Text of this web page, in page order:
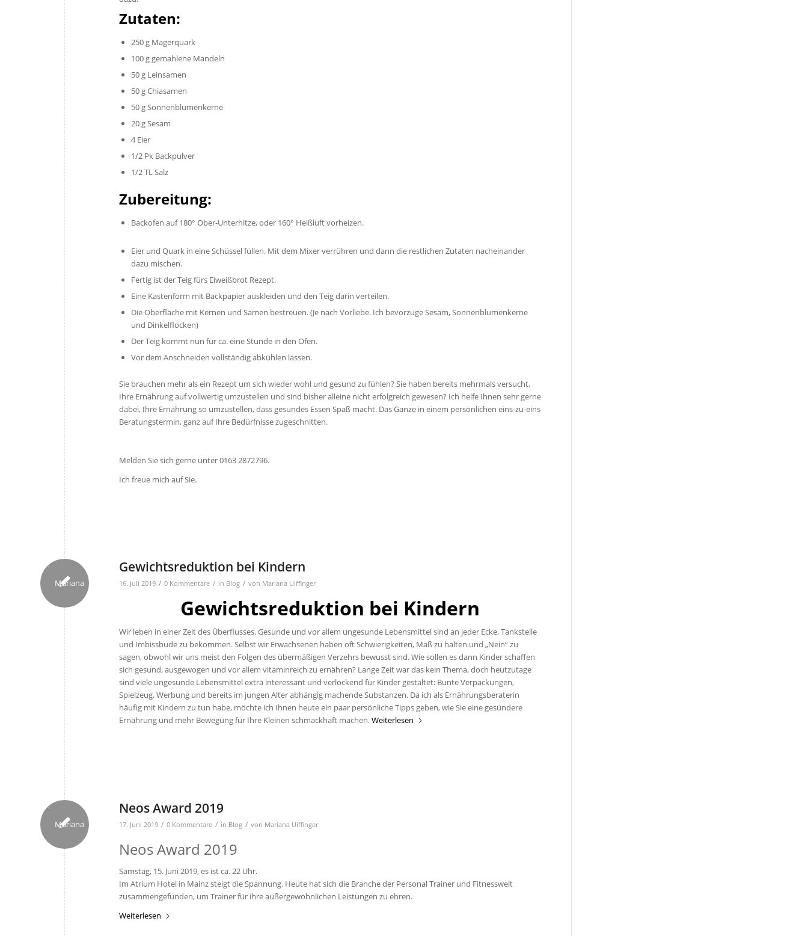
Zutaten:
250 g Magerquark
100 g gemahlene Mandeln
50 g Leinsamen
50 g Chiasamen
50 g Sonnenblumenkerne
20 g Sesam
4 Eier
1/2 Pk Backpulver
1/2 TL Salz
Zubereitung:
Backofen auf 180° Ober-Unterhitze, oder 160° Heißluft vorheizen.
Eier und Quark in eine Schüssel füllen. Mit dem Mixer verrühren und dann die restlichen Zutaten nacheinander
dazu mischen.
Fertig ist der Teig fürs Eiweißbrot Rezept.
Eine Kastenform mit Backpapier auskleiden und den Teig darin verteilen.
Die Oberfläche mit Kernen und Samen bestreuen. (Je nach Vorliebe. Ich bevorzuge Sesam, Sonnenblumenkerne
und Dinkelflocken)
Der Teig kommt nun für ca. eine Stunde in den Ofen.
Vor dem Anschneiden vollständig abkühlen lassen.
Sie brauchen mehr als ein Rezept um sich wieder wohl und gesund zu fühlen? Sie haben bereits mehrmals versucht,
Ihre Ernährung auf vollwertig umzustellen und sind bisher alleine nicht erfolgreich gewesen? Ich helfe Ihnen sehr gerne
dabei, Ihre Ernährung so umzustellen, dass gesundes Essen Spaß macht. Das Ganze in einem persönlichen eins-zu-eins
Beratungstermin, ganz auf Ihre Bedürfnisse zugeschnitten.
Melden Sie sich gerne unter 0163 2872796.
Ich freue mich auf Sie.
Gewichtsreduktion bei Kindern
16. Juli 2019 / 0 Kommentare / in Blog / von Mariana Uiffinger
Gewichtsreduktion bei Kindern
Wir leben in einer Zeit des Überflusses. Gesunde und vor allem ungesunde Lebensmittel sind an jeder Ecke, Tankstelle
und Imbissbude zu bekommen. Selbst wir Erwachsenen haben oft Schwierigkeiten, Maß zu halten und „Nein“ zu
sagen, obwohl wir uns meist den Folgen des übermäßigen Verzehrs bewusst sind. Wie sollen es dann Kinder schaffen
sich gesund, ausgewogen und vor allem vitaminreich zu ernähren? Lange Zeit war das kein Thema, doch heutzutage
sind viele ungesunde Lebensmittel extra interessant und verlockend für Kinder gestaltet: Bunte Verpackungen,
Spielzeug, Werbung und bereits im jungen Alter abhängig machende Substanzen. Da ich als Ernährungsberaterin
häufig mit Kindern zu tun habe, möchte ich Ihnen heute ein paar persönliche Tipps geben, wie Sie eine gesündere
Ernährung und mehr Bewegung für Ihre Kleinen schmackhaft machen.Weiterlesen
Neos Award 2019
17. Juni 2019 / 0 Kommentare / in Blog / von Mariana Uiffinger
Neos Award 2019
Samstag, 15. Juni 2019, es ist ca. 22 Uhr.
Im Atrium Hotel in Mainz steigt die Spannung. Heute hat sich die Branche der Personal Trainer und Fitnesswelt
zusammengefunden, um Trainer für ihre außergewöhnlichen Leistungen zu ehren.
Weiterlesen